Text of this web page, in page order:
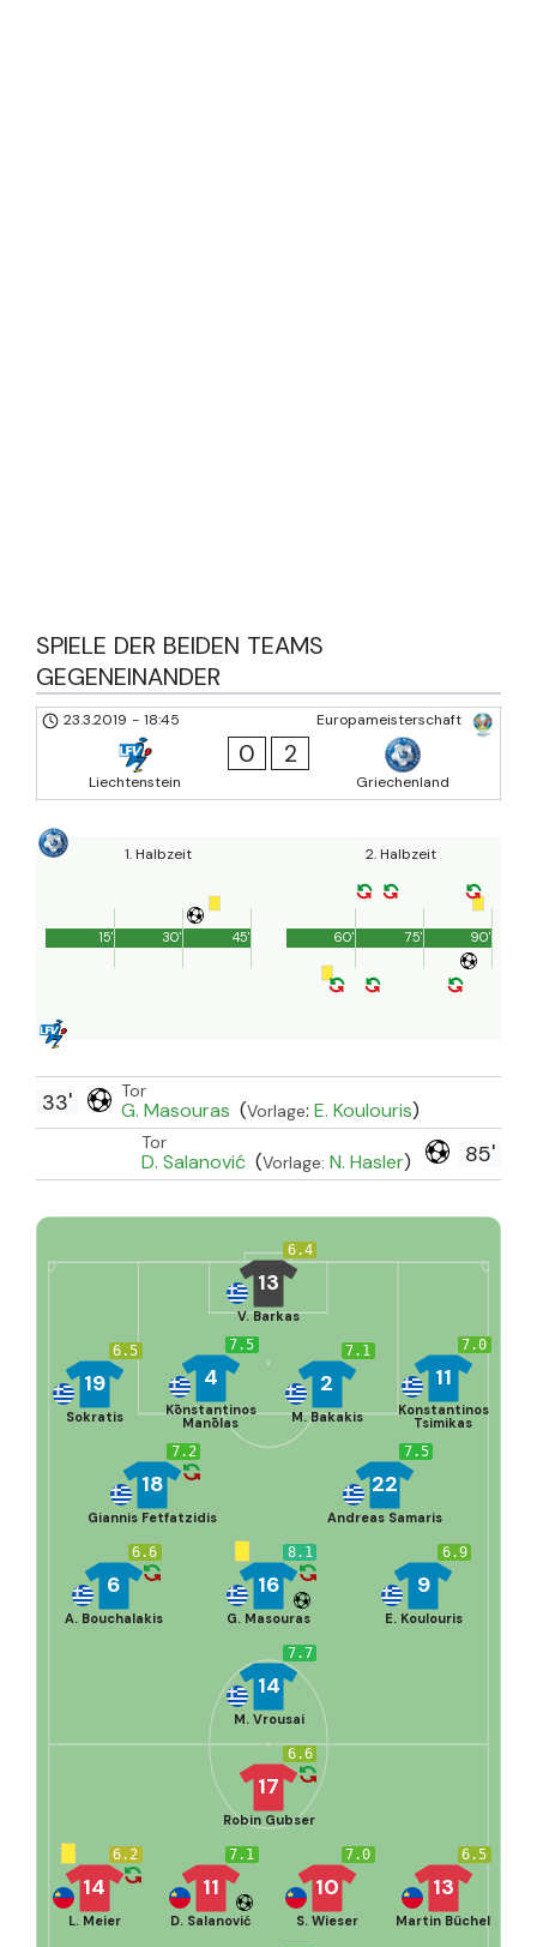
SPIELE DER BEIDEN TEAMS
GEGENEINANDER
Europameisterschaft
23.3.2019 - 18:45
Liechtenstein
0 2
Griechenland
1. Halbzeit
45'
15' 30'
2. Halbzeit
90'
60' 75'
Tor
G. Masouras (Vorlage: E. Koulouris)
33'
85'
Tor
D. Salanović (Vorlage: N. Hasler)
6.4
13
V. Barkas
7.0
11
Konstantinos
Tsimikas
7.1
2
M. Bakakis
7.5
4
Kōnstantinos
Manōlas
6.5
19
Sokratis
7.5
22
Andreas Samaris
7.2
18
Giannis Fetfatzidis
6.9
9
E. Koulouris
8.1
16
G. Masouras
6.6
6
A. Bouchalakis
7.7
14
M. Vrousai
6.2
14
L. Meier
7.1
11
D. Salanović
7.0
10
S. Wieser
6.5
13
Martin Büchel
6.6
17
Robin Gubser